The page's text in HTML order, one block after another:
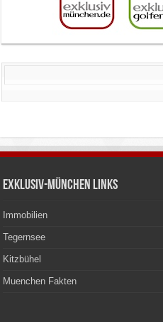
Exklusiv-München Links
Immobilien
Tegernsee
Kitzbühel
Muenchen Fakten